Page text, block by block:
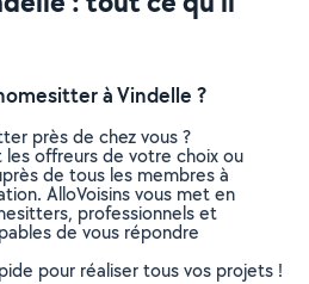
à Vindelle ?
près de chez vous ?
offreurs de votre choix ou
de tous les membres à
AlloVoisins vous met en
professionnels et
de vous répondre
pour réaliser tous vos projets !